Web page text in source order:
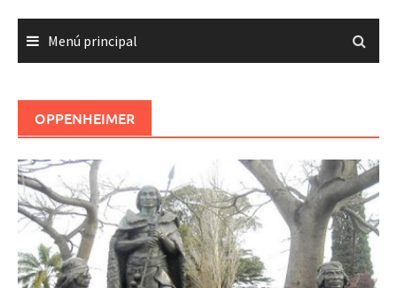
Menú principal
OPPENHEIMER